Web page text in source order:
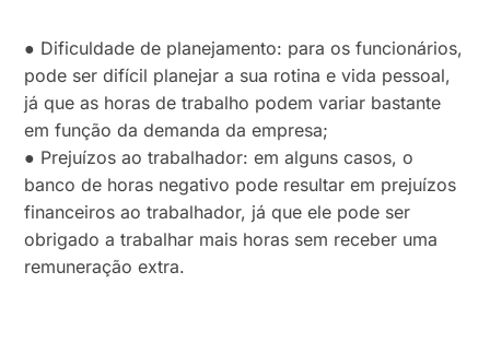
● Dificuldade de planejamento: para os funcionários,
pode ser difícil planejar a sua rotina e vida pessoal,
já que as horas de trabalho podem variar bastante
em função da demanda da empresa;
● Prejuízos ao trabalhador: em alguns casos, o
banco de horas negativo pode resultar em prejuízos
financeiros ao trabalhador, já que ele pode ser
obrigado a trabalhar mais horas sem receber uma
remuneração extra.